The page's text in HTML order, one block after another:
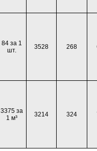
84 за 1
шт.
3528 268
3375 за
1 м³
3214 324